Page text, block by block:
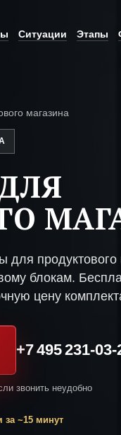
Ситуации Этапы
магазина
продуктового
блокам.
цену
+7 495 231-03-
звонить неудобно
за ~15 минут